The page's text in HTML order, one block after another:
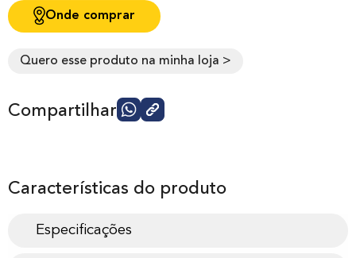
Onde comprar
Quero esse produto na minha loja >
Compartilhar
Características do produto
Especificações